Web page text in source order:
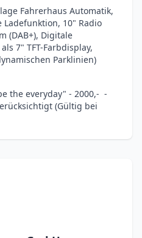
Fahrerhaus Automatik,
10" Radio
(DAB+), Digitale
7" TFT-Farbdisplay,
Parklinien)
the everyday" - 2000,-  -
(Gültig bei